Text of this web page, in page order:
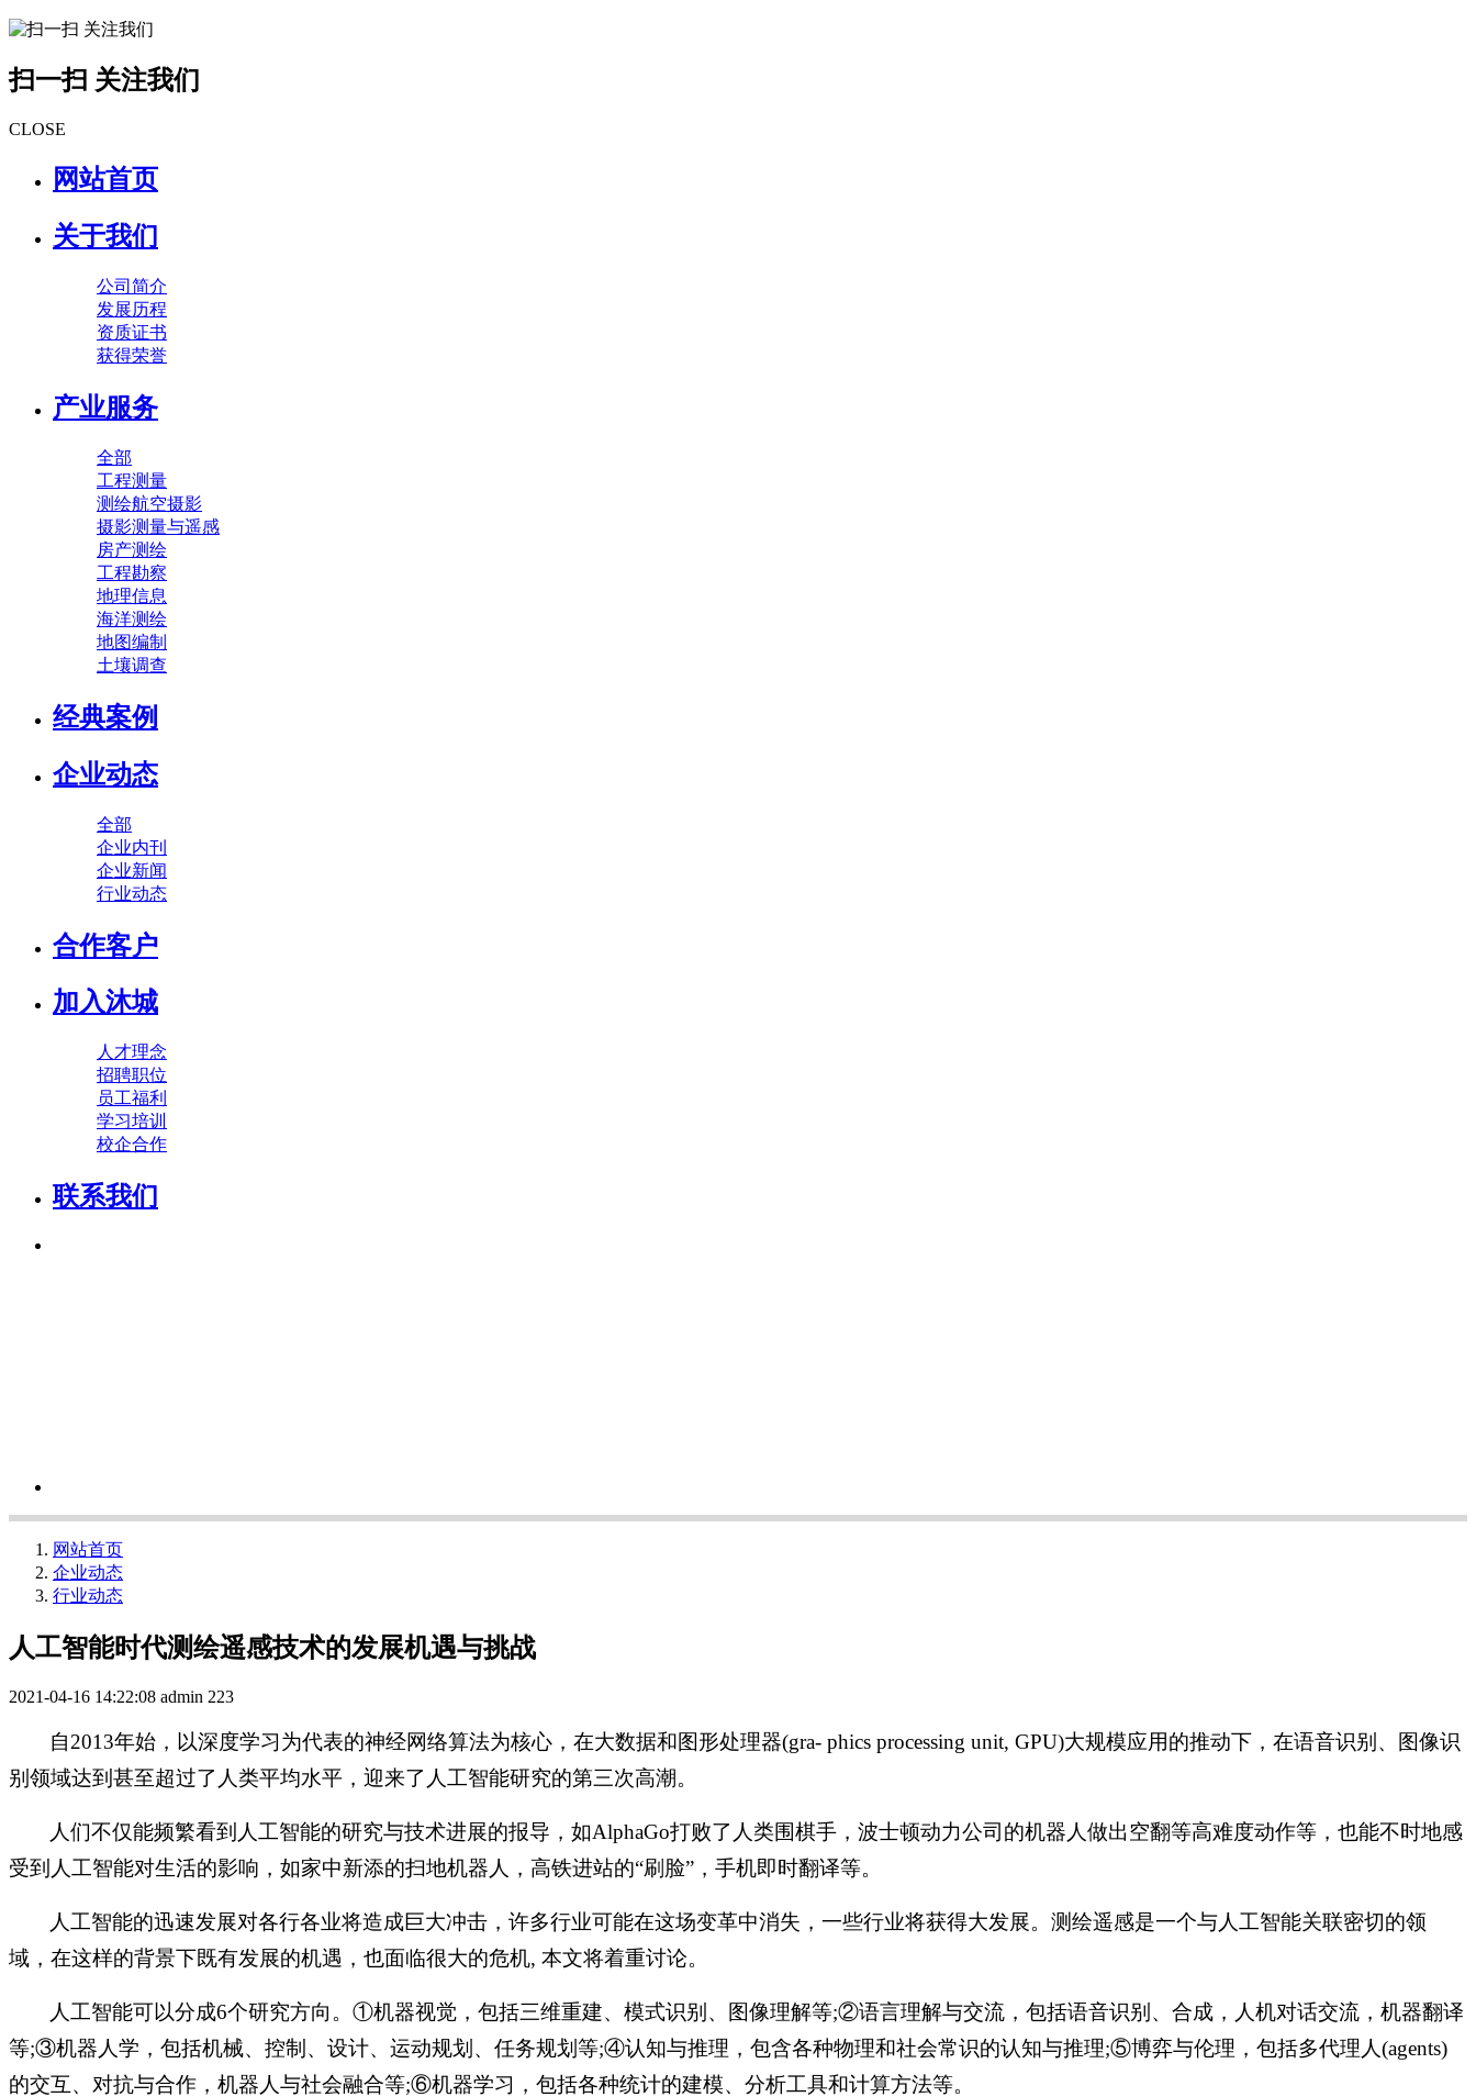
扫一扫 关注我们
CLOSE
网站首页
关于我们
公司简介
发展历程
资质证书
获得荣誉
产业服务
全部
工程测量
测绘航空摄影
摄影测量与遥感
房产测绘
工程勘察
地理信息
海洋测绘
地图编制
土壤调查
经典案例
企业动态
全部
企业内刊
企业新闻
行业动态
合作客户
加入沐城
人才理念
招聘职位
员工福利
学习培训
校企合作
联系我们
网站首页
企业动态
行业动态
人工智能时代测绘遥感技术的发展机遇与挑战
2021-04-16 14:22:08 admin 223
自2013年始，以深度学习为代表的神经网络算法为核心，在大数据和图形处理器(gra- phics processing unit, GPU)大规模应用的推动下，在语音识别、图像识
别领域达到甚至超过了人类平均水平，迎来了人工智能研究的第三次高潮。
人们不仅能频繁看到人工智能的研究与技术进展的报导，如AlphaGo打败了人类围棋手，波士顿动力公司的机器人做出空翻等高难度动作等，也能不时地感
受到人工智能对生活的影响，如家中新添的扫地机器人，高铁进站的“刷脸”，手机即时翻译等。
人工智能的迅速发展对各行各业将造成巨大冲击，许多行业可能在这场变革中消失，一些行业将获得大发展。测绘遥感是一个与人工智能关联密切的领
域，在这样的背景下既有发展的机遇，也面临很大的危机, 本文将着重讨论。
人工智能可以分成6个研究方向。①机器视觉，包括三维重建、模式识别、图像理解等;②语言理解与交流，包括语音识别、合成，人机对话交流，机器翻译
等;③机器人学，包括机械、控制、设计、运动规划、任务规划等;④认知与推理，包含各种物理和社会常识的认知与推理;⑤博弈与伦理，包括多代理人(agents)
的交互、对抗与合作，机器人与社会融合等;⑥机器学习，包括各种统计的建模、分析工具和计算方法等。